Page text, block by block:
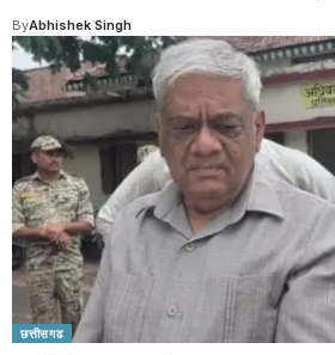
ByAbhishek Singh
छत्तीसगढ